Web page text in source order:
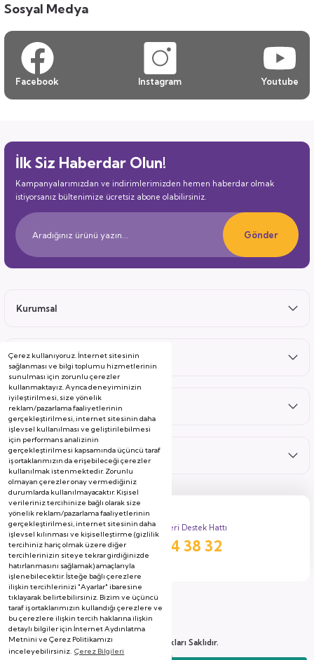
Çerez kullanıyoruz. İnternet sitesinin
sağlanması ve bilgi toplumu hizmetlerinin
sunulması için zorunlu çerezler
kullanmaktayız. Ayrıca deneyiminizin
iyileştirilmesi, size yönelik
reklam/pazarlama faaliyetlerinin
gerçekleştirilmesi, internet sitesinin daha
işlevsel kullanılması ve geliştirilebilmesi
için performans analizinin
gerçekleştirilmesi kapsamında üçüncü taraf
iş ortaklarımızın da erişebileceği çerezler
kullanılmak istenmektedir. Zorunlu
olmayan çerezler onay vermediğiniz
durumlarda kullanılmayacaktır. Kişisel
verileriniz tercihinize bağlı olarak size
yönelik reklam/pazarlama faaliyetlerinin
gerçekleştirilmesi, internet sitesinin daha
işlevsel kılınması ve kişiselleştirme (gizlilik
tercihiniz hariç olmak üzere diğer
tercihlerinizin siteye tekrar girdiğinizde
hatırlanmasını sağlamak) amaçlarıyla
işlenebilecektir. İsteğe bağlı çerezlere
ilişkin tercihlerinizi "Ayarlar" ibaresine
tıklayarak belirtebilirsiniz. Bizim ve üçüncü
taraf iş ortaklarımızın kullandığı çerezlere ve
bu çerezlere ilişkin tercih haklarına ilişkin
detaylı bilgiler için İnternet Aydınlatma
Metnini ve Çerez Politikamızı
inceleyebilirsiniz. Çerez Bilgileri
Sosyal Medya
Facebook Instagram Youtube
İlk Siz Haberdar Olun!
Kampanyalarımızdan ve indirimlerimizden hemen haberdar olmak
istiyorsanız bültenimize ücretsiz abone olabilirsiniz.
Gönder
Kurumsal
Satış Sonrası
Hizmetler
Kategoriler
2026 Copyright, Tüm Hakları Saklıdır.
Müşteri Destek Hattı
444 38 32